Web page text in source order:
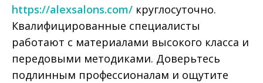
https://alexsalons.com/ круглосуточно.
Квалифицированные специалисты
работают с материалами высокого класса и
передовыми методиками. Доверьтесь
подлинным профессионалам и ощутите